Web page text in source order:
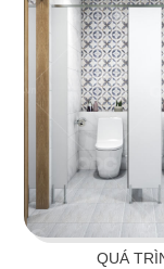
Món
QUÁ